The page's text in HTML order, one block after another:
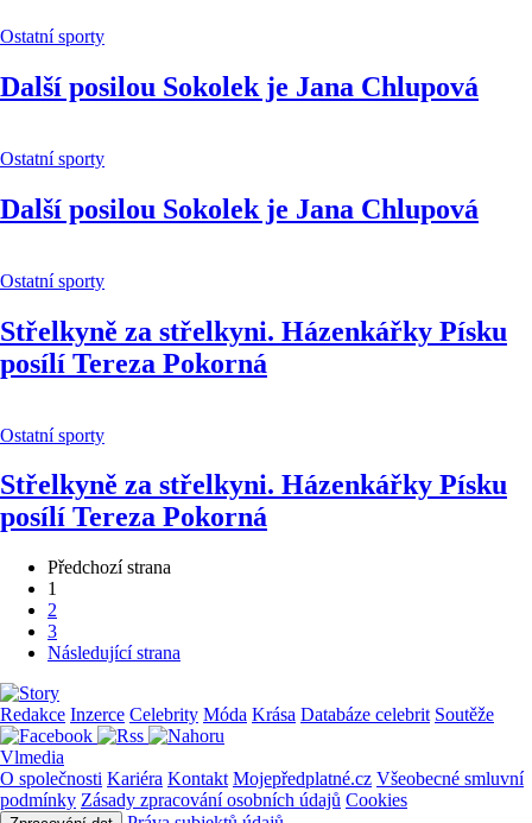
Ostatní sporty
Další posilou Sokolek je Jana Chlupová
Ostatní sporty
Další posilou Sokolek je Jana Chlupová
Ostatní sporty
Střelkyně za střelkyni. Házenkářky Písku
posílí Tereza Pokorná
Ostatní sporty
Střelkyně za střelkyni. Házenkářky Písku
posílí Tereza Pokorná
Předchozí strana
1
2
3
Následující strana
Redakce Inzerce Celebrity Móda Krása Databáze celebrit Soutěže
Vlmedia
O společnosti Kariéra Kontakt Mojepředplatné.cz Všeobecné smluvní
podmínky Zásady zpracování osobních údajů Cookies